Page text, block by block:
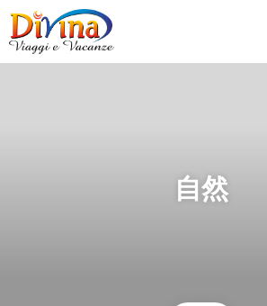
自然